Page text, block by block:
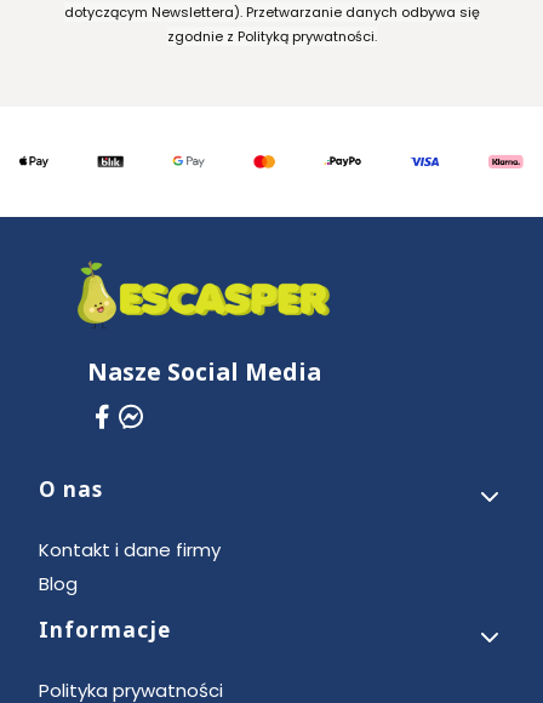
dotyczącym Newslettera). Przetwarzanie danych odbywa się
zgodnie z Polityką prywatności.
Nasze Social Media
Linki w stopce
O nas
Kontakt i dane firmy
Blog
Informacje
Polityka prywatności